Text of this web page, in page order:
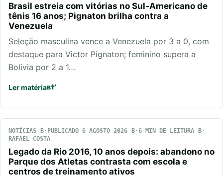
Brasil estreia com vitórias no Sul-Americano de
tênis 16 anos; Pignaton brilha contra a
Venezuela
Seleção masculina vence a Venezuela por 3 a 0, com
destaque para Victor Pignaton; feminino supera a
Bolívia por 2 a 1…
Ler matéria
NOTÍCIAS PUBLICADO 6 AGOSTO 2026
6 MIN DE LEITURA
RAFAEL COSTA
Legado da Rio 2016, 10 anos depois: abandono no
Parque dos Atletas contrasta com escola e
centros de treinamento ativos